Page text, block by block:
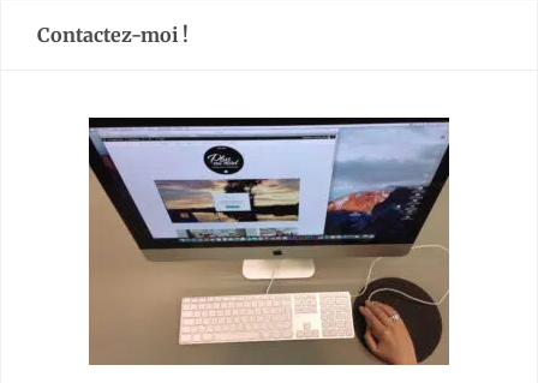
Contactez-moi !